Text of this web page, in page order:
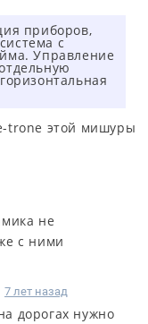
приборов,
с
Управление
trone этой мишуры
не
с ними
7 лет назад
дорогах нужно